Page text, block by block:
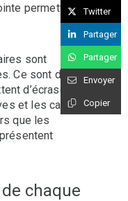
permettent de
sont
Ce sont des
d’écraser les
et les canines
que les
chaque
Twitter
Partager
Partager
Envoyer
Copier